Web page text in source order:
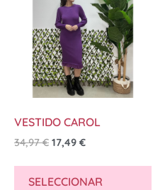
VESTIDO CAROL
34,97€ 17,49 €
SELECCIONAR